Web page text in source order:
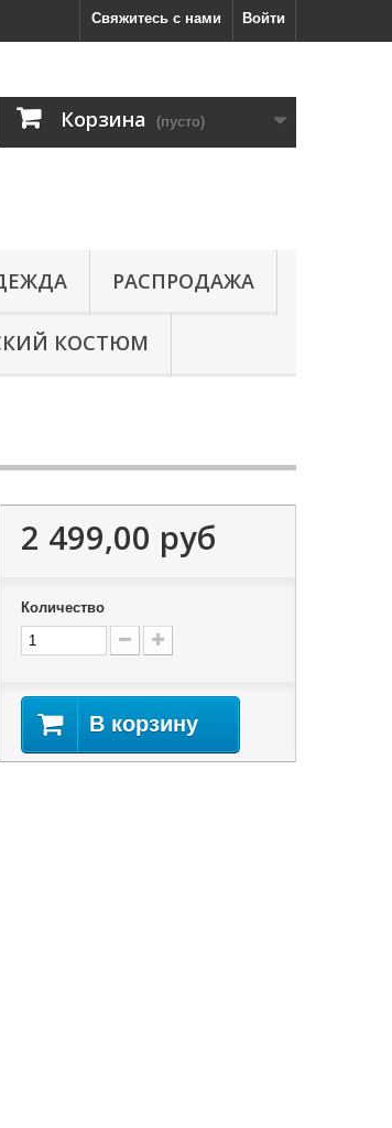
Войти
Свяжитесь с нами
Корзина (пусто)
РАСПРОДАЖА
КОСТЮМ
2 499,00 руб
Количество
В корзину